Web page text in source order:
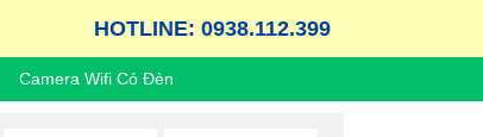
HOTLINE: 0938.112.399
Camera Wifi Có Đèn